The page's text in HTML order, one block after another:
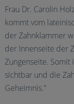
Frau Dr. Carolin
kommt vom
der Zahnklammer
der Innenseite der
Zungenseite. Somit
sichtbar und die
Geheimnis."